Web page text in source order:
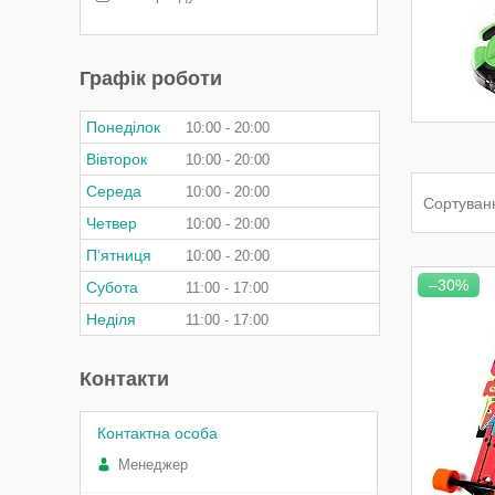
–30%
Графік роботи
Понеділок 10:00 20:00
Вівторок 10:00 20:00
Середа 10:00 20:00
Четвер 10:00 20:00
Пʼятниця 10:00 20:00
Субота 11:00 17:00
Неділя 11:00 17:00
Контакти
Менеджер